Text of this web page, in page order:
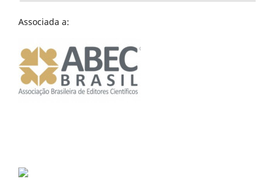
Associada a: